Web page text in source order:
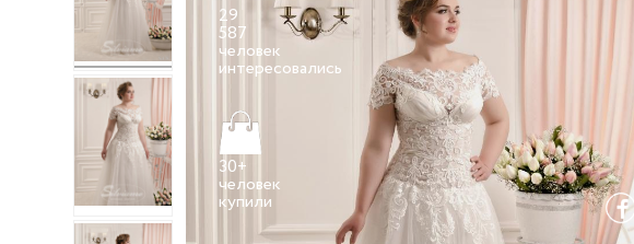
29
587
человек
30+
человек